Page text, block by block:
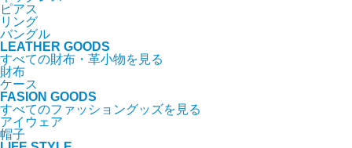
ピアス
リング
バングル
LEATHER GOODS
すべての財布・革小物を見る
財布
ケース
FASION GOODS
すべてのファッショングッズを見る
アイウェア
帽子